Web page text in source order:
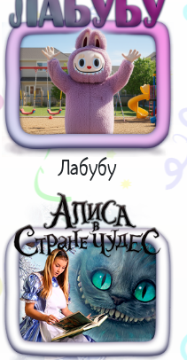
Лабубу